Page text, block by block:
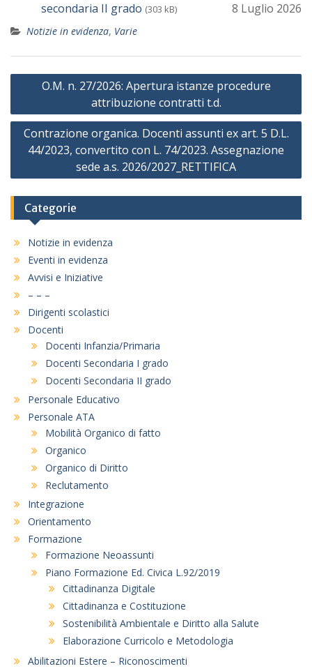
secondaria II grado (303 kB) 8 Luglio 2026
Notizie in evidenza, Varie
Navigazione
O.M. n. 27/2026: Apertura istanze procedure
attribuzione contratti t.d.
Contrazione organica. Docenti assunti ex art. 5 D.L.
44/2023, convertito con L. 74/2023. Assegnazione
sede a.s. 2026/2027_RETTIFICA
Categorie
Notizie in evidenza
Eventi in evidenza
Avvisi e Iniziative
– – –
Dirigenti scolastici
Docenti
Docenti Infanzia/Primaria
Docenti Secondaria I grado
Docenti Secondaria II grado
Personale Educativo
Personale ATA
Mobilità Organico di fatto
Organico
Organico di Diritto
Reclutamento
Integrazione
Orientamento
Formazione
Formazione Neoassunti
Piano Formazione Ed. Civica L.92/2019
Cittadinanza Digitale
Cittadinanza e Costituzione
Sostenibilità Ambientale e Diritto alla Salute
Elaborazione Curricolo e Metodologia
Abilitazioni Estere – Riconoscimenti